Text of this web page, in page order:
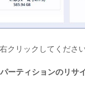
クリックしてください
パーティションのリ